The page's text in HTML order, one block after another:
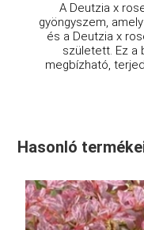
A Deutzia x
gyöngyszem,
és a Deutzia x
született. Ez a
megbízható,
Hasonló